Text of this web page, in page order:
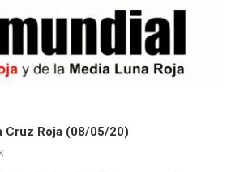
Cruz Roja (08/05/20)